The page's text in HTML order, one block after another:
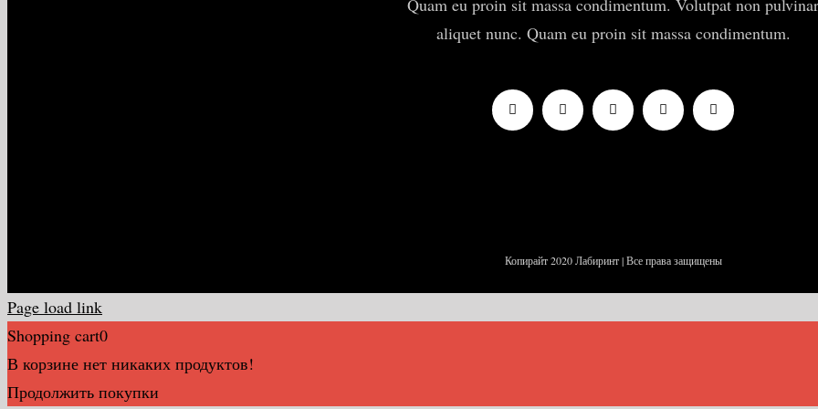
Quam eu proin sit massa condimentum. Volutpat non
aliquet nunc. Quam eu proin sit massa condimentum.
Копирайт 2020 Лабиринт | Все права защищены
Page load link
Shopping cart0
В корзине нет никаких продуктов!
Продолжить покупки